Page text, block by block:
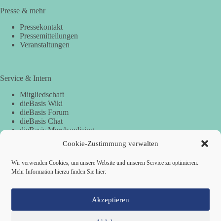
Cookie-Zustimmung verwalten
Wir verwenden Cookies, um unsere Website und unseren Service zu optimieren.
Mehr Information hierzu finden Sie hier:
Akzeptieren
Presse & mehr
Pressekontakt
Pressemitteilungen
Veranstaltungen
Service & Intern
Mitgliedschaft
dieBasis Wiki
dieBasis Forum
dieBasis Chat
dieBasis Merchandising
Spenden